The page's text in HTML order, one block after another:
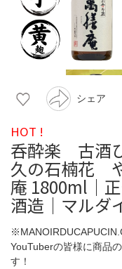
シェア
HOT !
呑酔楽 古酒
久の石楠花
庵 1800ml｜
酒造｜マルダ
YouTuberの皆様に商品
す！